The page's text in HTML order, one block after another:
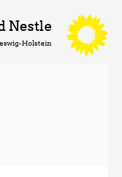
Nestle
Holstein